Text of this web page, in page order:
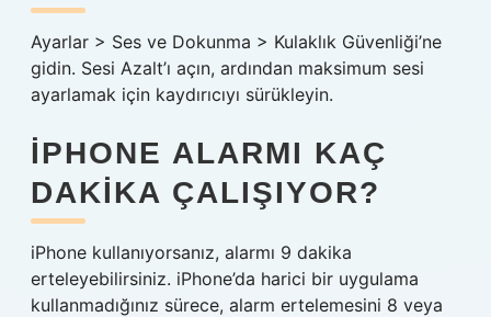
Ayarlar > Ses ve Dokunma > Kulaklık Güvenliği’ne
gidin. Sesi Azalt’ı açın, ardından maksimum sesi
ayarlamak için kaydırıcıyı sürükleyin.
IPHONE ALARMI KAÇ
DAKIKA ÇALIŞIYOR?
iPhone kullanıyorsanız, alarmı 9 dakika
erteleyebilirsiniz. iPhone’da harici bir uygulama
kullanmadığınız sürece, alarm ertelemesini 8 veya